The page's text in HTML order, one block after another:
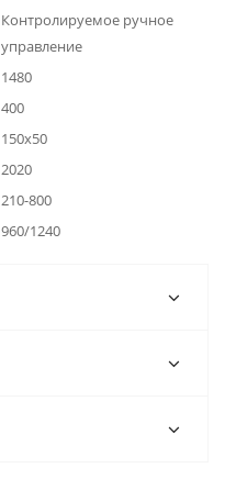
Контролируемое ручное
управление
1480
400
150х50
2020
210-800
960/1240